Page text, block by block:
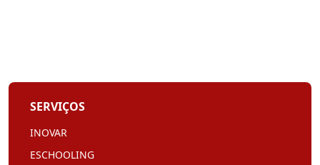
SERVIÇOS
INOVAR
ESCHOOLING